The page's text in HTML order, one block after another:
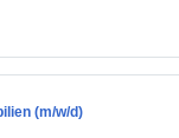
(m/w/d)